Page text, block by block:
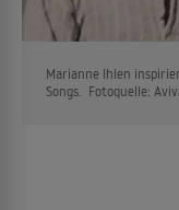
Marianne Ihlen
Songs. Fotoquelle: